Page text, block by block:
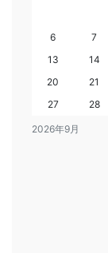
2026年9月
6
7
13
14
20
21
27
28